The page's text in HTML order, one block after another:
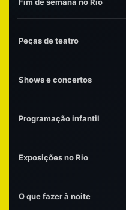
Peças de teatro
Shows e concertos
Programação infantil
Exposições no Rio
O que fazer à noite